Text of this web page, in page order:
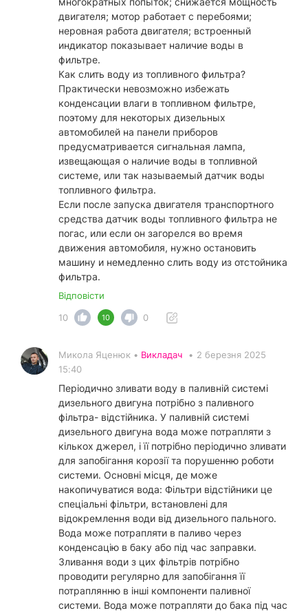
двигателя; мотор работает с перебоями;
неровная работа двигателя; встроенный
индикатор показывает наличие воды в
фильтре.
Как слить воду из топливного фильтра?
Практически невозможно избежать
конденсации влаги в топливном фильтре,
поэтому для некоторых дизельных
автомобилей на панели приборов
предусматривается сигнальная лампа,
извещающая о наличие воды в топливной
системе, или так называемый датчик воды
топливного фильтра.
Если после запуска двигателя транспортного
средства датчик воды топливного фильтра не
погас, или если он загорелся во время
движения автомобиля, нужно остановить
машину и немедленно слить воду из отстойника
фильтра.
Відповісти
10
10 0
Микола Яценюк • Викладач • 2 березня 2025
15:40
Періодично зливати воду в паливній системі
дизельного двигуна потрібно з паливного
фільтра- відстійника. У паливній системі
дизельного двигуна вода може потрапляти з
кількох джерел, і її потрібно періодично зливати
для запобігання корозії та порушенню роботи
системи. Основні місця, де може
накопичуватися вода: Фільтри відстійники це
спеціальні фільтри, встановлені для
відокремлення води від дизельного пального.
Вода може потрапляти в паливо через
конденсацію в баку або під час заправки.
Зливання води з цих фільтрів потрібно
проводити регулярно для запобігання її
потраплянню в інші компоненти паливної
системи. Вода може потрапляти до бака під час